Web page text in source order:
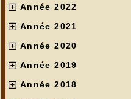
Année 2022
Année 2021
Année 2020
Année 2019
Année 2018